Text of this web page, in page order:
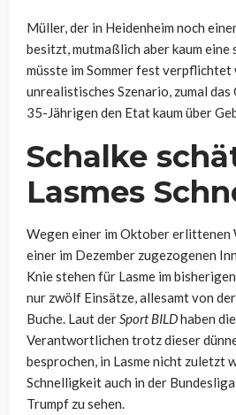
Müller, der in Heidenheim noch
besitzt, mutmaßlich aber kaum
müsste im Sommer fest verpflichtet
unrealistisches Szenario, zumal
35-Jährigen den Etat kaum über
Schalke
Lasmes
Wegen einer im Oktober erlittenen
einer im Dezember zugezogenen
Knie stehen für Lasme im
nur zwölf Einsätze, allesamt von der
Buche. Laut derSport BILDhaben
Verantwortlichen trotz dieser
besprochen, in Lasme nicht zuletzt
Schnelligkeit auch in der
Trumpf zu sehen.